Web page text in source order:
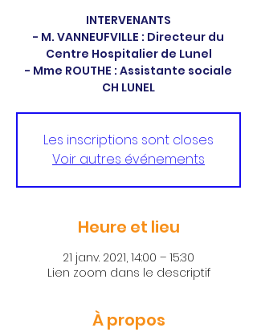
INTERVENANTS
- M. VANNEUFVILLE : Directeur du
Centre Hospitalier de Lunel
- Mme ROUTHE : Assistante sociale
CH LUNEL
Les inscriptions sont closes
Voir autres événements
Heure et lieu
21 janv. 2021, 14:00 – 15:30
Lien zoom dans le descriptif
À propos